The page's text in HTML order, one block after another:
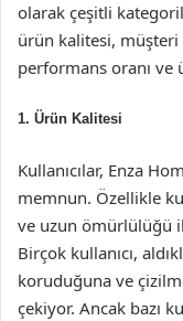
olarak çeşitli
ürün kalitesi,
performans oranı ve
1. Ürün Kalitesi
Kullanıcılar, Enza
memnun. Özellikle
ve uzun ömürlülüğü
Birçok kullanıcı,
koruduğuna ve
çekiyor. Ancak bazı